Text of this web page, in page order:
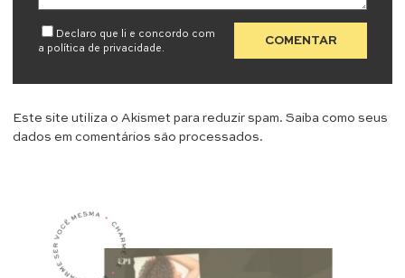
Declaro que li e concordo com
a política de privacidade.
Este site utiliza o Akismet para reduzir spam. Saiba como seus
dados em comentários são processados.